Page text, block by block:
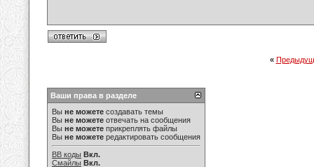
«
Ваши права в разделе
Вы не можете создавать темы
Вы не можете отвечать на сообщения
Вы не можете прикреплять файлы
Вы не можете редактировать сообщения
BB коды Вкл.
Смайлы Вкл.